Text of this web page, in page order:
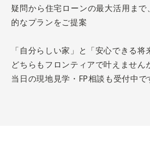
疑問から住宅ローンの最大活用ま
的なプランをご提案
「自分らしい家」と「安心できる将
どちらもフロンティアで叶えません
当日の現地見学・FP相談も受付中で